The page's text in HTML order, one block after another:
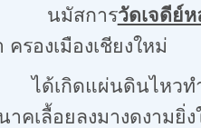
การวัดเจดีย์ห
ครองเมืองเชียงใหม่
ไหวทำให้ยอด เ
าคเลื้อยลงมางดงาม